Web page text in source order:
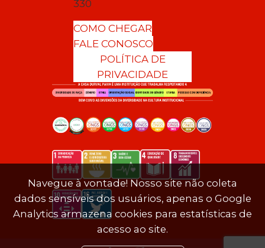
330
COMO CHEGAR
FALE CONOSCO
POLÍTICA DE
PRIVACIDADE
Navegue à vontade! Nosso site não coleta
dados sensíveis dos usuários, apenas o Google
Analytics armazena cookies para estatísticas de
acesso ao site.